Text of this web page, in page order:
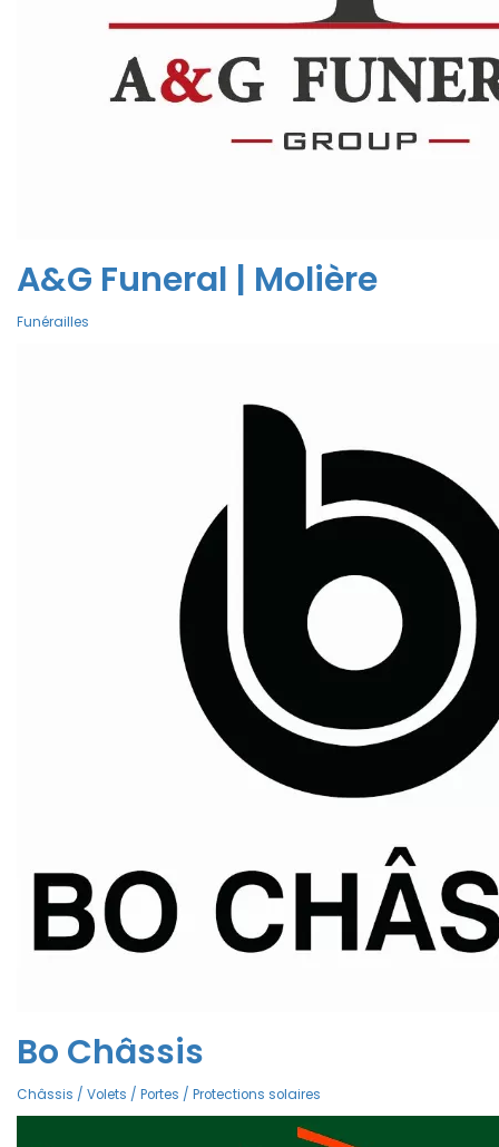
A&G Funeral | Molière
Funérailles
Bo Châssis
Châssis / Volets / Portes / Protections solaires